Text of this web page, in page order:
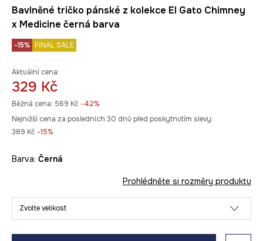
Bavlněné tričko pánské z kolekce El Gato Chimney
x Medicine černá barva
-15% FINAL SALE
Aktuální cena:
329 Kč
Běžná cena: 569 Kč -42%
Nejnižší cena za posledních 30 dnů před poskytnutím slevy:
389 Kč -15%
Barva: černá
Prohlédněte si rozměry produktu
Zvolte velikost